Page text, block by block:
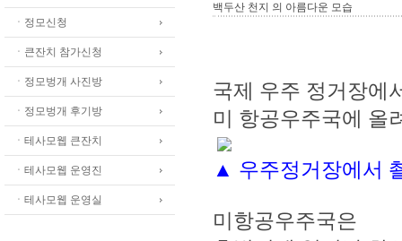
ㆍ정모신청
ㆍ큰잔치 참가신청
ㆍ정모벙개 사진방
ㆍ정모벙개 후기방
ㆍ테사모웹 큰잔치
ㆍ테사모웹 운영진
ㆍ테사모웹 운영실
백두산 천지 의 아름다운 모습
국제 우주 정거장에
미 항공우주국에 올
▲ 우주정거장에서
미항공우주국은